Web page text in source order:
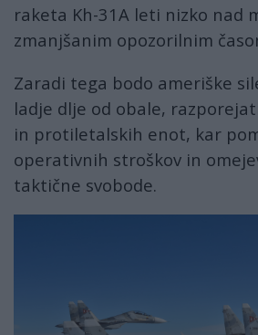
raketa Kh-31A leti nizko nad
zmanjšanim opozorilnim
Zaradi tega bodo ameriške
ladje dlje od obale,
in protiletalskih enot, kar
operativnih stroškov in
taktične svobode.